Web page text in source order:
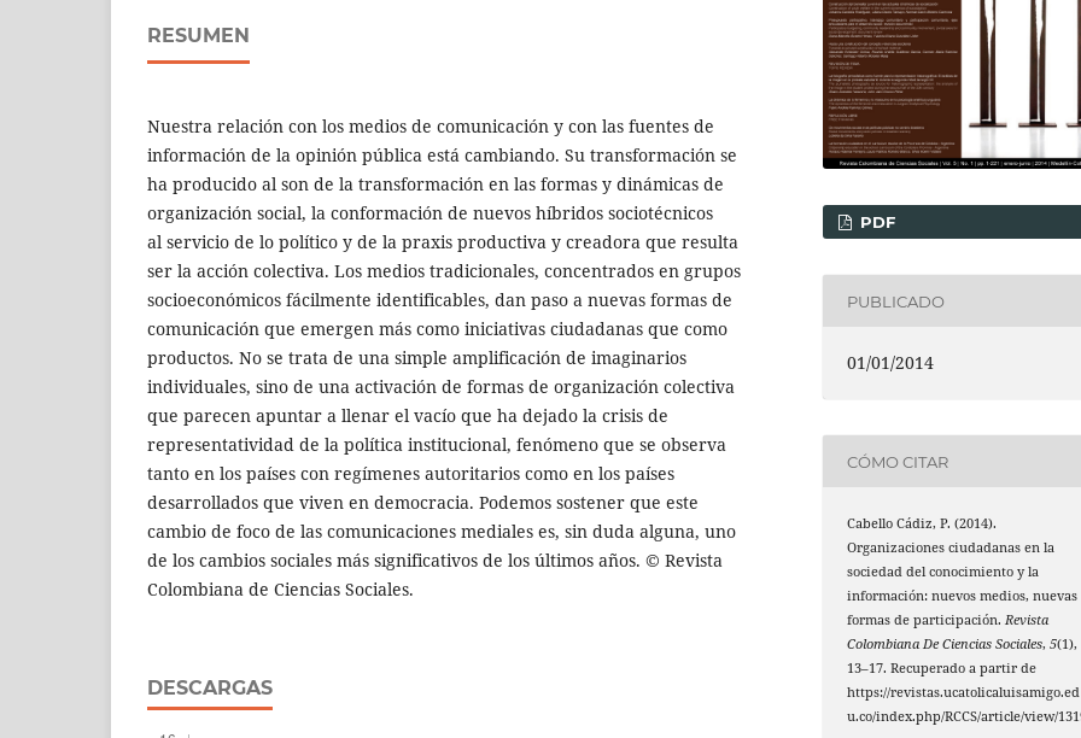
RESUMEN
Nuestra relación con los medios de comunicación y con las fuentes de
información de la opinión pública está cambiando. Su transformación se
ha producido al son de la transformación en las formas y dinámicas de
organización social, la conformación de nuevos híbridos sociotécnicos
al servicio de lo político y de la praxis productiva y creadora que resulta
ser la acción colectiva. Los medios tradicionales, concentrados en grupos
socioeconómicos fácilmente identificables, dan paso a nuevas formas de
comunicación que emergen más como iniciativas ciudadanas que como
productos. No se trata de una simple amplificación de imaginarios
individuales, sino de una activación de formas de organización colectiva
que parecen apuntar a llenar el vacío que ha dejado la crisis de
representatividad de la política institucional, fenómeno que se observa
tanto en los países con regímenes autoritarios como en los países
desarrollados que viven en democracia. Podemos sostener que este
cambio de foco de las comunicaciones mediales es, sin duda alguna, uno
de los cambios sociales más significativos de los últimos años. © Revista
Colombiana de Ciencias Sociales.
DESCARGAS
PDF
PUBLICADO
01/01/2014
CÓMO CITAR
Cabello Cádiz, P. (2014).
Organizaciones ciudadanas en la
sociedad del conocimiento y la
información: nuevos medios, nuevas
formas de participación.Revista
Colombiana De Ciencias Sociales,5(1),
13–17. Recuperado a partir de
https://revistas.ucatolicaluisamigo.ed
u.co/index.php/RCCS/article/view/